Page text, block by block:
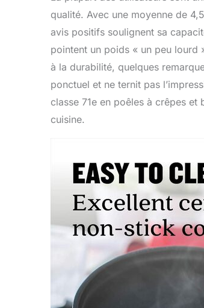
qualité. Avec une moyenne de
avis positifs soulignent sa
pointent un poids « un peu lourd
à la durabilité, quelques
ponctuel et ne ternit pas
classe 71e en poêles à crêpes
cuisine.